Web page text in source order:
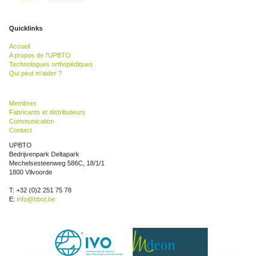
Quicklinks
Accueil
A propos de l'UPBTO
Technologues orthopédiques
Qui peut m'aider ?
Membres
Fabricants et distributeurs
Communication
Contact
UPBTO
Bedrijvenpark Deltapark
Mechelsesteenweg 586C, 18/1/1
1800 Vilvoorde
T: +32 (0)2 251 75 78
E: info@bbot.be